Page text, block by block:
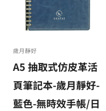
歲月靜好
A5 抽取式仿皮革活
頁筆記本-歲月靜好-
藍色-無時效手帳/日